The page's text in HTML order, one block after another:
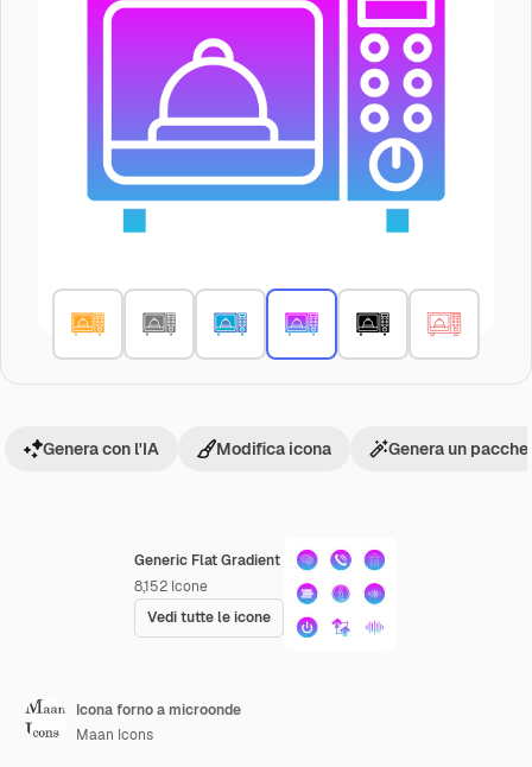
Generic Flat Gradient
8,152 Icone
Vedi tutte le icone
Genera con l'IA Modifica icona Genera un
Icona forno a microonde
Maan Icons